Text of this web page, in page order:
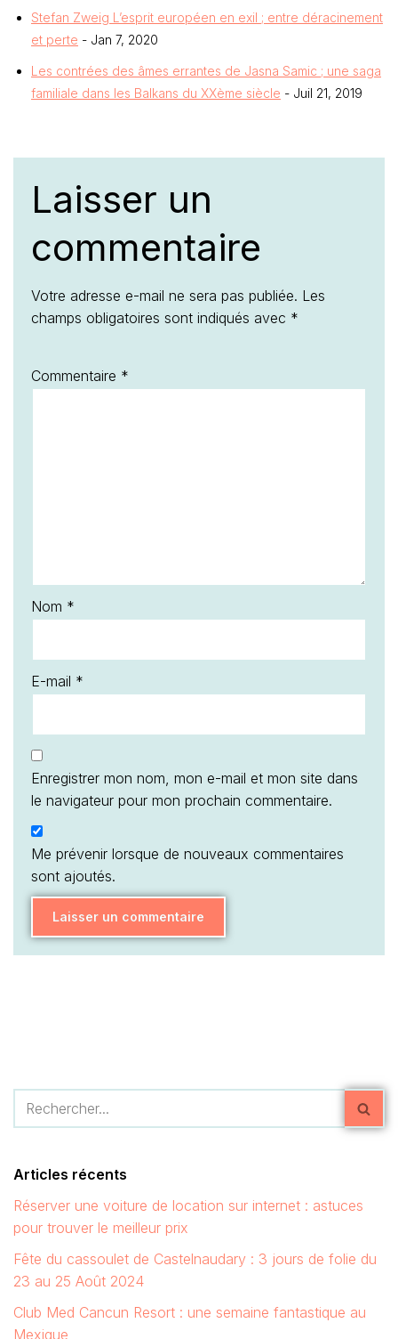
Stefan Zweig L’esprit européen en exil ; entre déracinement
et perte - Jan 7, 2020
Les contrées des âmes errantes de Jasna Samic ; une saga
familiale dans les Balkans du XXème siècle - Juil 21, 2019
Laisser un
commentaire
Votre adresse e-mail ne sera pas publiée. Les
champs obligatoires sont indiqués avec *
Commentaire *
Nom *
E-mail *
Enregistrer mon nom, mon e-mail et mon site dans
le navigateur pour mon prochain commentaire.
Me prévenir lorsque de nouveaux commentaires
sont ajoutés.
Articles récents
Réserver une voiture de location sur internet : astuces
pour trouver le meilleur prix
Fête du cassoulet de Castelnaudary : 3 jours de folie du
23 au 25 Août 2024
Club Med Cancun Resort : une semaine fantastique au
Mexique